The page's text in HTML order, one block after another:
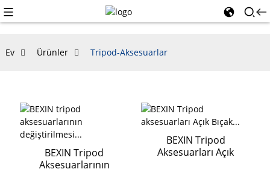
Ev Ürünler Tripod-Aksesuarlar
BEXIN Tripod
Aksesuarlarının
BEXIN Tripod
Aksesuarları Açık